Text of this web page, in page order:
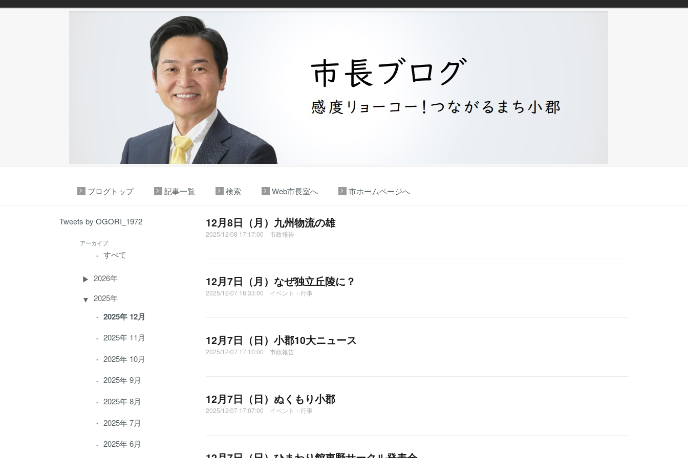
ブログトップ 記事一覧 検索 Web市長室へ 市ホームページへ
Tweets by OGORI_1972
アーカイブ
すべて
2026年
2025年
2025年 12月
2025年 11月
2025年 10月
2025年 9月
2025年 8月
2025年 7月
2025年 6月
12月8日（月）九州物流の雄
2025/12/08 17:17:00 市政報告
12月7日（月）なぜ独立丘陵に？
2025/12/07 18:33:00 イベント・行事
12月7日（日）小郡10大ニュース
2025/12/07 17:10:00 市政報告
12月7日（日）ぬくもり小郡
2025/12/07 17:07:00 イベント・行事